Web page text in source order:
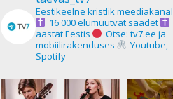
Eestikeelne kristlik meediakanal
16 000 elumuutvat saadet
aastat Eestis
Otse: tv7.ee ja
mobiilirakenduses
Youtube,
Spotify